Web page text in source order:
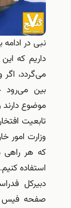
نبی در
داریم که
می‌گردد، اگر
بین می‌رود
موضوع دارند
تابعیت
وزارت امور
که هر راهی
استفاده کنیم.
دبیرکل
صفحه‌ فیس